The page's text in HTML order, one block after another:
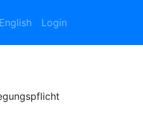
English Login